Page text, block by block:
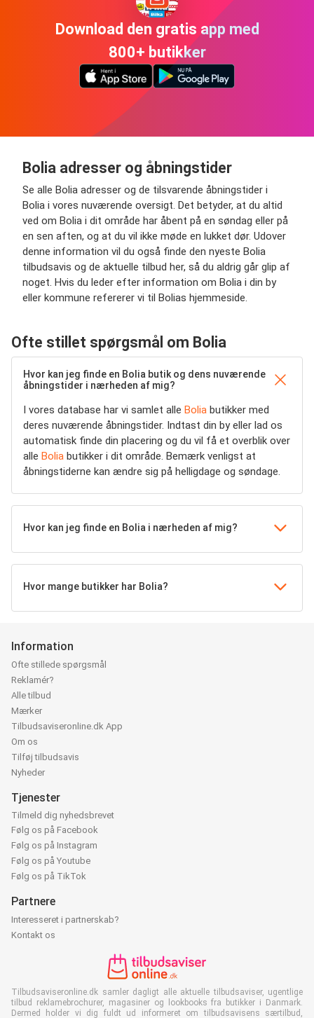
Download den gratis app med
800+ butikker
Bolia adresser og åbningstider
Se alle Bolia adresser og de tilsvarende åbningstider i
Bolia i vores nuværende oversigt. Det betyder, at du altid
ved om Bolia i dit område har åbent på en søndag eller på
en sen aften, og at du vil ikke møde en lukket dør. Udover
denne information vil du også finde den nyeste Bolia
tilbudsavis og de aktuelle tilbud her, så du aldrig går glip af
noget. Hvis du leder efter information om Bolia i din by
eller kommune refererer vi til Bolias hjemmeside.
Ofte stillet spørgsmål om Bolia
Hvor kan jeg finde en Bolia butik og dens nuværende
åbningstider i nærheden af mig?
I vores database har vi samlet alle Bolia butikker med
deres nuværende åbningstider. Indtast din by eller lad os
automatisk finde din placering og du vil få et overblik over
alle Bolia butikker i dit område. Bemærk venligst at
åbningstiderne kan ændre sig på helligdage og søndage.
Hvor kan jeg finde en Bolia i nærheden af mig?
Hvor mange butikker har Bolia?
Information
Ofte stillede spørgsmål
Reklamér?
Alle tilbud
Mærker
Tilbudsaviseronline.dk App
Om os
Tilføj tilbudsavis
Nyheder
Tjenester
Tilmeld dig nyhedsbrevet
Følg os på Facebook
Følg os på Instagram
Følg os på Youtube
Følg os på TikTok
Partnere
Interesseret i partnerskab?
Kontakt os
Tilbudsaviseronline.dk samler dagligt alle aktuelle tilbudsaviser, ugentlige
tilbud reklamebrochurer, magasiner og lookbooks fra butikker i Danmark.
Dermed holder vi dig fuldt ud informeret om tilbudsavisens særtilbud,